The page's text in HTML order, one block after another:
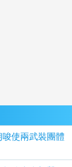
使兩武裝團體